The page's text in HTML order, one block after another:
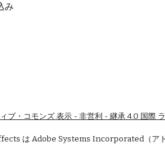
み
ブ・コモンズ 表示 - 非営利 - 継承 4.0 国際
は Adobe Systems Incorporated（アド